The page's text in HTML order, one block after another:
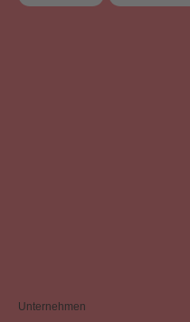
Unternehmen